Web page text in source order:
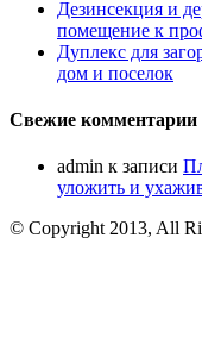
Дезинсекция и
помещение к
Дуплекс для
дом и поселок
Свежие комментарии
admin к записи
уложить и
© Copyright 2013, All